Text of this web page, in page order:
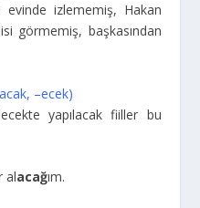
evinde izlememiş, Hakan
görmemiş, başkasından
–ecek)
yapılacak fiiller bu
alacağım.